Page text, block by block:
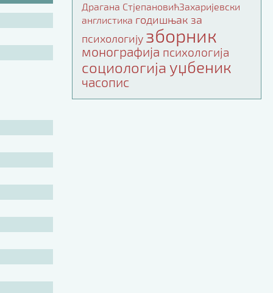
Драгана СтјепановићЗахаријевски
англистика годишњак за
психологију зборник
монографија психологија
социологија уџбеник
часопис